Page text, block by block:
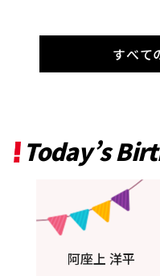
すべて
Today’s
阿座上 洋平